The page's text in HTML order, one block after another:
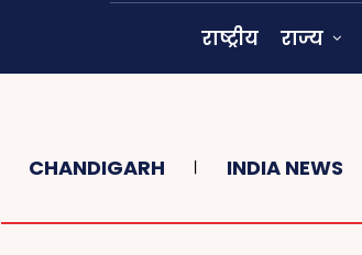
राष्ट्रीय राज्य
CHANDIGARH INDIA NEWS